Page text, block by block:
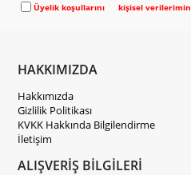
Üyelik koşullarını vekişisel verilerimin
HAKKIMIZDA
Hakkımızda
Gizlilik Politikası
KVKK Hakkında Bilgilendirme
İletişim
ALIŞVERİŞ BİLGİLERİ